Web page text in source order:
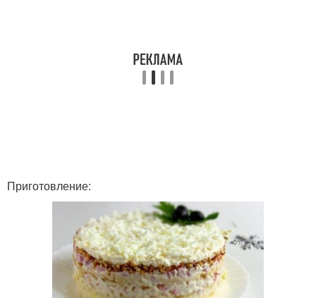
Приготовление: